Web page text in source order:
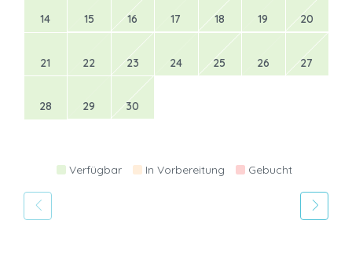
14 15 16 17 18 19 20
21 22 23 24 25 26 27
28 29 30
Verfügbar In Vorbereitung Gebucht